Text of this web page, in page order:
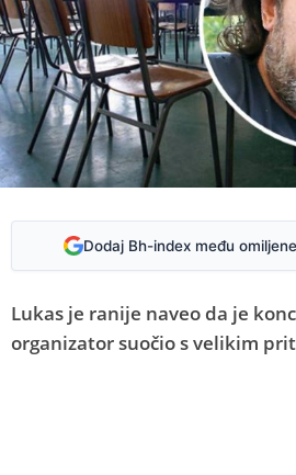
Dodaj Bh-index među
Lukas je ranije naveo da je
organizator suočio s velikim